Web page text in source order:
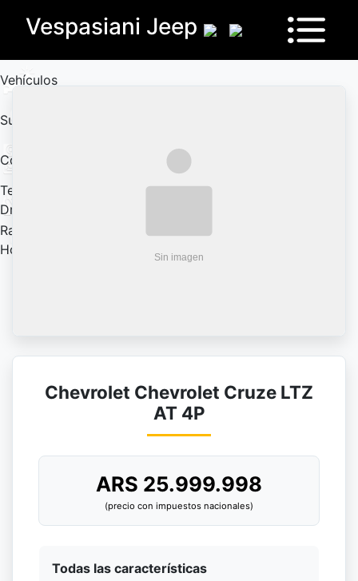
Vespasiani Jeep
Vehículos
Sucursales
Contactanos
Test
Drive
Ram
House
Chevrolet Chevrolet Cruze LTZ
AT 4P
ARS 25.999.998
(precio con impuestos nacionales)
Todas las características